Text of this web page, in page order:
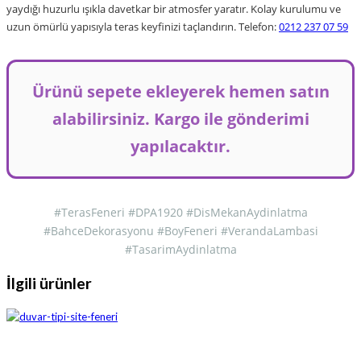
yaydığı huzurlu ışıkla davetkar bir atmosfer yaratır. Kolay kurulumu ve
uzun ömürlü yapısıyla teras keyfinizi taçlandırın. Telefon:0212 237 07 59
Ürünü sepete ekleyerek hemen satın
alabilirsiniz. Kargo ile gönderimi
yapılacaktır.
#TerasFeneri #DPA1920 #DisMekanAydinlatma
#BahceDekorasyonu #BoyFeneri #VerandaLambasi
#TasarimAydinlatma
İlgili ürünler